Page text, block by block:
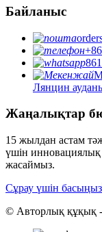
Байланыс
Лянцин
Жаңалықтар
15 жылдан астам
үшін инновациялық
жасаймыз.
Сұрау үшін басыңыз
© Авторлық құқық -